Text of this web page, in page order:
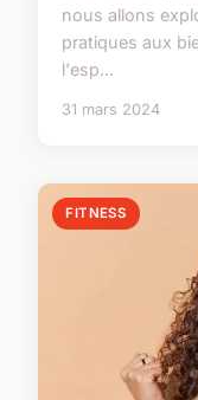
nous allons
pratiques aux
l'esp...
31 mars 2024
FITNESS